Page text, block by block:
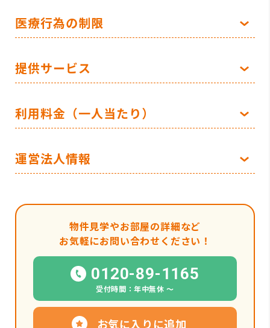
医療行為の制限
提供サービス
利用料金（一人当たり）
運営法人情報
物件見学やお部屋の詳細など
お気軽にお問い合わせください！
0120-89-1165
受付時間：年中無休 〜
お気に入りに追加